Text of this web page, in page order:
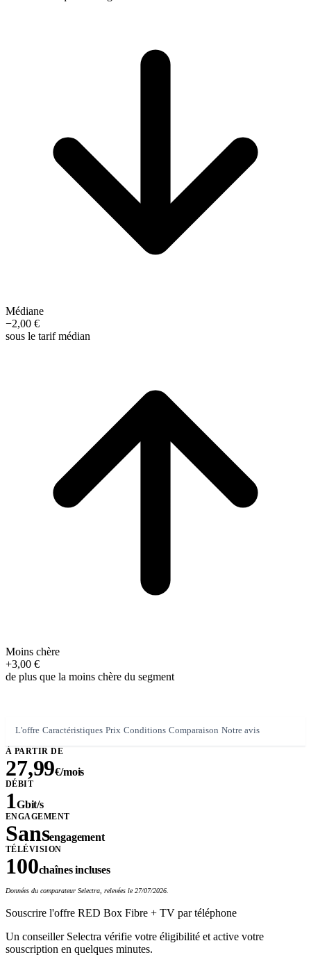
Médiane
−2,00 €
sous le tarif médian
Moins chère
+3,00 €
de plus que la moins chère du segment
L'offre Caractéristiques Prix Conditions Comparaison Notre avis
À PARTIR DE
27,99€/mois
DÉBIT
1Gbit/s
ENGAGEMENT
Sansengagement
TÉLÉVISION
100chaînes incluses
Données du comparateur Selectra, relevées le 27/07/2026.
Souscrire l'offre RED Box Fibre + TV par téléphone
Un conseiller Selectra vérifie votre éligibilité et active votre
souscription en quelques minutes.